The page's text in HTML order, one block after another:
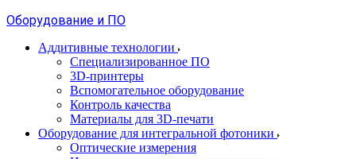
Оборудование и ПО
Аддитивные технологии
Специализированное ПО
3D-принтеры
Вспомогательное оборудование
Контроль качества
Материалы для 3D-печати
Оборудование для интегральной фотоники
Оптические измерения